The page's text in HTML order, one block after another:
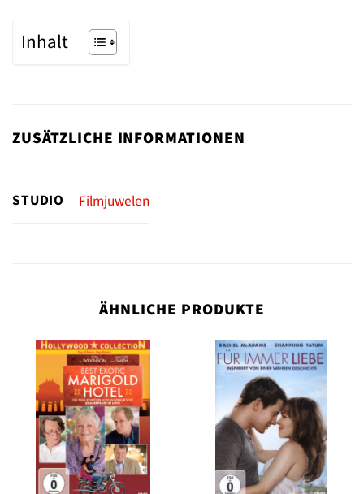
Inhalt
ZUSÄTZLICHE INFORMATIONEN
STUDIO Filmjuwelen
ÄHNLICHE PRODUKTE